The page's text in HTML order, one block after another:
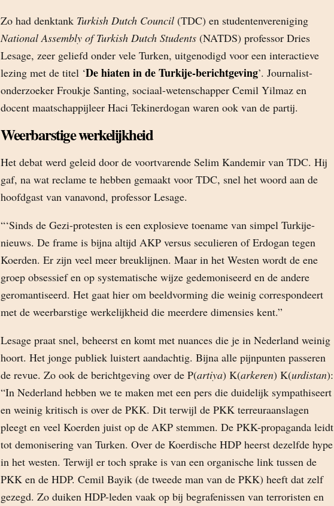
Zo had denktank Turkish Dutch Council (TDC) en studentenvereniging
National Assembly of Turkish Dutch Students (NATDS) professor Dries
Lesage, zeer geliefd onder vele Turken, uitgenodigd voor een interactieve
lezing met de titel ‘De hiaten in de Turkije-berichtgeving’. Journalist-
onderzoeker Froukje Santing, sociaal-wetenschapper Cemil Yilmaz en
docent maatschappijleer Haci Tekinerdogan waren ook van de partij.
Weerbarstige werkelijkheid
Het debat werd geleid door de voortvarende Selim Kandemir van TDC. Hij
gaf, na wat reclame te hebben gemaakt voor TDC, snel het woord aan de
hoofdgast van vanavond, professor Lesage.
“‘Sinds de Gezi-protesten is een explosieve toename van simpel Turkije-
nieuws. De frame is bijna altijd AKP versus seculieren of Erdogan tegen
Koerden. Er zijn veel meer breuklijnen. Maar in het Westen wordt de ene
groep obsessief en op systematische wijze gedemoniseerd en de andere
geromantiseerd. Het gaat hier om beeldvorming die weinig correspondeert
met de weerbarstige werkelijkheid die meerdere dimensies kent.”
Lesage praat snel, beheerst en komt met nuances die je in Nederland weinig
hoort. Het jonge publiek luistert aandachtig. Bijna alle pijnpunten passeren
de revue. Zo ook de berichtgeving over de P(artiya) K(arkeren) K(urdistan):
“In Nederland hebben we te maken met een pers die duidelijk sympathiseert
en weinig kritisch is over de PKK. Dit terwijl de PKK terreuraanslagen
pleegt en veel Koerden juist op de AKP stemmen. De PKK-propaganda leidt
tot demonisering van Turken. Over de Koerdische HDP heerst dezelfde hype
in het westen. Terwijl er toch sprake is van een organische link tussen de
PKK en de HDP. Cemil Bayik (de tweede man van de PKK) heeft dat zelf
gezegd. Zo duiken HDP-leden vaak op bij begrafenissen van terroristen en